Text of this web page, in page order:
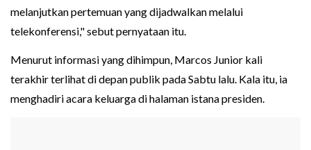
melanjutkan pertemuan yang dijadwalkan melalui
telekonferensi," sebut pernyataan itu.
Menurut informasi yang dihimpun, Marcos Junior kali
terakhir terlihat di depan publik pada Sabtu lalu. Kala itu, ia
menghadiri acara keluarga di halaman istana presiden.